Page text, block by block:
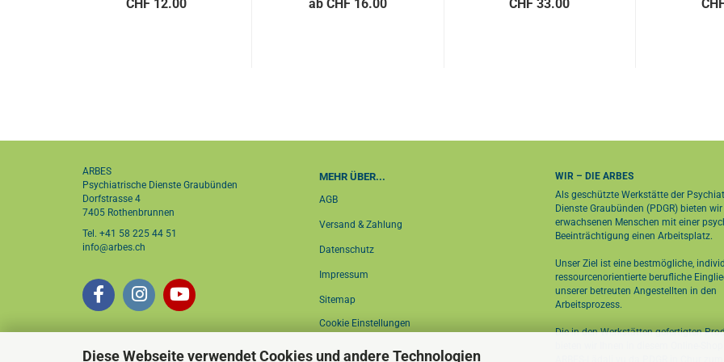
Diese Webseite verwendet Cookies und andere Technologien
CHF 12.00 ab CHF 16.00 CHF 33.00
MEHR ÜBER...
AGB
Versand & Zahlung
Datenschutz
Impressum
Sitemap
Cookie Einstellungen
WIR – DIE ARBES
Als geschützte Werkstätte der
Dienste Graubünden (PDGR) bieten wir
erwachsenen Menschen mit einer
Beeinträchtigung einen Arbeitsplatz.
Unser Ziel ist eine bestmögliche,
ressourcenorientierte berufliche
unserer betreuten Angestellten in den
Arbeitsprozess.
Die in den Werkstätten gefertigten
ARBES
Psychiatrische Dienste Graubünden
Dorfstrasse 4
7405 Rothenbrunnen
Tel. +41 58 225 44 51
info@arbes.ch